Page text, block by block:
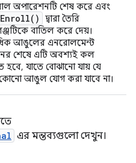
অপারেশনটি শেষ করে এবং
Enroll( )
দ্বারা তৈরি
বাতিল করে দেয়।
আঙুলের এনরোলমেন্ট
শেষে এটি অবশ্যই কল
হবে, যাতে বোঝানো যায় যে
আঙুল যোগ করা যাবে না।
এর মন্তব্যগুলো দেখুন।